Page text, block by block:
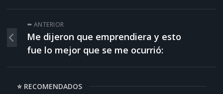
⬅️ ANTERIOR
Me dijeron que emprendiera y esto
fue lo mejor que se me ocurrió:
⭐ RECOMENDADOS